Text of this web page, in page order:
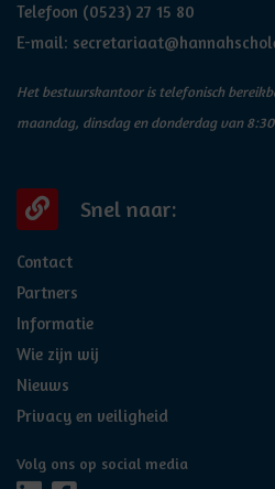
Telefoon (0523) 27 15 80
E-mail:
Het bestuurskantoor is telefonisch
maandag, dinsdag en donderdag van
Snel naar:
Contact
Partners
Informatie
Wie zijn wij
Nieuws
Privacy en veiligheid
Volg ons op social media